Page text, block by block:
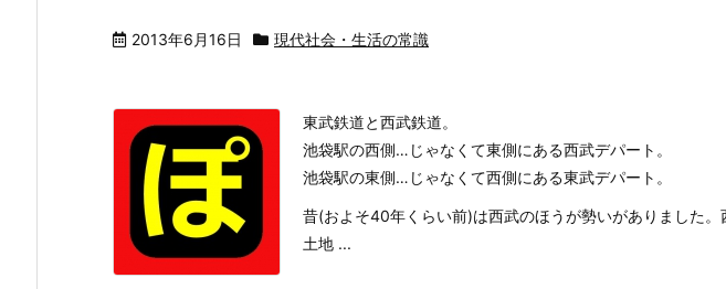
2013年6月16日 現代社会・生活の常識
東武鉄道と西武鉄道。
池袋駅の西側…じゃなくて東側にある西武デパート。
池袋駅の東側…じゃなくて西側にある東武デパート。
昔(およそ40年くらい前)は西武のほうが勢いがありました。
土地 ...